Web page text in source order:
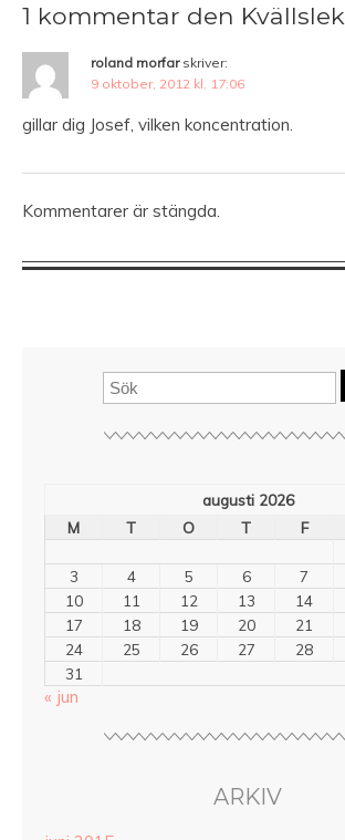
1 kommentar den Kvällslek
roland morfar skriver:
9 oktober, 2012 kl. 17:06
gillar dig Josef, vilken koncentration.
Kommentarer är stängda.
augusti 2026
M
T O T F
3
4 5 6 7
10
11 12 13 14
17
18 19 20 21
24
25 26 27 28
31
« jun
ARKIV